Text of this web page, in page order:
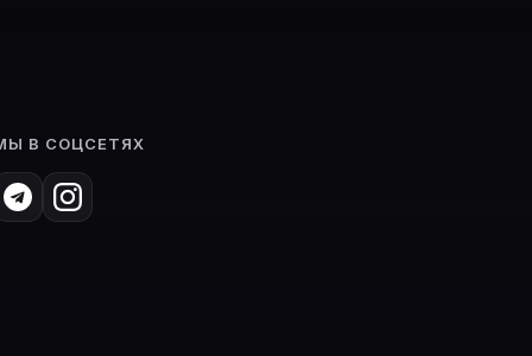
В СОЦСЕТЯХ